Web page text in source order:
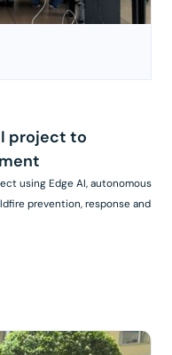
project to
using Edge AI, autonomous
prevention, response and